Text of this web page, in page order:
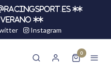
**
**
Instagram
0